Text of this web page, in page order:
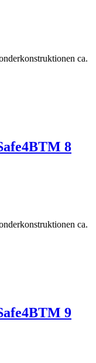
ca.
8
ca.
9